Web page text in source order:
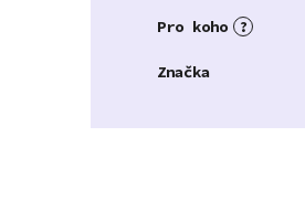
?
Pro koho
Značka